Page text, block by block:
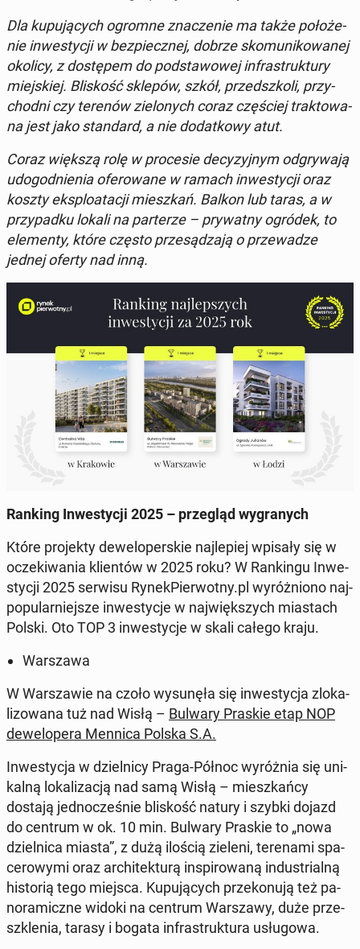
Dla ku­pu­ją­cych ogromne zna­cze­nie ma także po­ło­że­
nie in­we­sty­cji w bez­piecz­nej, dobrze sko­mu­ni­ko­wa­nej
okolicy, z do­stę­pem do pod­sta­wo­wej in­fra­struk­tu­ry
miej­skiej. Bli­skość sklepów, szkół, przed­szko­li, przy­
chod­ni czy terenów zie­lo­nych coraz czę­ściej trak­to­wa­
na jest jako stan­dard, a nie do­dat­ko­wy atut.
Coraz większą rolę w pro­ce­sie de­cy­zyj­nym od­gry­wa­ją
udo­god­nie­nia ofe­ro­wa­ne w ramach in­we­sty­cji oraz
koszty eks­plo­ata­cji miesz­kań. Balkon lub taras, a w
przy­pad­ku lokali na par­te­rze – pry­wat­ny ogródek, to
ele­men­ty, które często prze­są­dza­ją o prze­wa­dze
jednej oferty nad inną.
Ranking In­we­sty­cji 2025 – prze­gląd wy­gra­nych
Które pro­jek­ty de­we­lo­per­skie naj­le­piej wpisały się w
ocze­ki­wa­nia klien­tów w 2025 roku? W Ran­kin­gu In­we­
sty­cji 2025 serwisu Ry­nek­Pier­wot­ny.pl wy­róż­nio­no naj­
po­pu­lar­niej­sze in­we­sty­cje w naj­więk­szych mia­stach
Polski. Oto TOP 3 in­we­sty­cje w skali całego kraju.
War­sza­wa
W War­sza­wie na czoło wy­su­nę­ła się in­we­sty­cja zlo­ka­
li­zo­wa­na tuż nad Wisłą – Bulwary Praskie etap NOP
de­we­lo­pe­ra Mennica Polska S.A.
In­we­sty­cja w dziel­ni­cy Praga-Północ wy­róż­nia się uni­
kal­ną lo­ka­li­za­cją nad samą Wisłą – miesz­kań­cy
dostają jed­no­cze­śnie bli­skość natury i szybki dojazd
do centrum w ok. 10 min. Bulwary Praskie to „nowa
dziel­ni­ca miasta”, z dużą ilością zieleni, te­re­na­mi spa­
ce­ro­wy­mi oraz ar­chi­tek­tu­rą in­spi­ro­wa­ną in­du­strial­ną
hi­sto­rią tego miejsca. Ku­pu­ją­cych prze­ko­nu­ją też pa­
no­ra­micz­ne widoki na centrum War­sza­wy, duże prze­
szkle­nia, tarasy i bogata in­fra­struk­tu­ra usłu­go­wa.